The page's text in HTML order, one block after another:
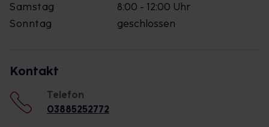
Samstag
8:00 - 12:00 Uhr
Sonntag
geschlossen
Kontakt
Telefon
03885252772